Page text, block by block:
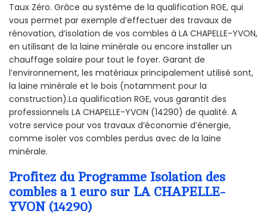
Taux Zéro. Grâce au système de la qualification RGE, qui
vous permet par exemple d’effectuer des travaux de
rénovation, d’isolation de vos combles à LA CHAPELLE-YVON,
en utilisant de la laine minérale ou encore installer un
chauffage solaire pour tout le foyer. Garant de
l’environnement, les matériaux principalement utilisé sont,
la laine minérale et le bois (notamment pour la
construction).La qualification RGE, vous garantit des
professionnels LA CHAPELLE-YVON (14290) de qualité. A
votre service pour vos travaux d’économie d’énergie,
comme isoler vos combles perdus avec de la laine
minérale.
Profitez du Programme Isolation des
combles a 1 euro sur LA CHAPELLE-
YVON (14290)